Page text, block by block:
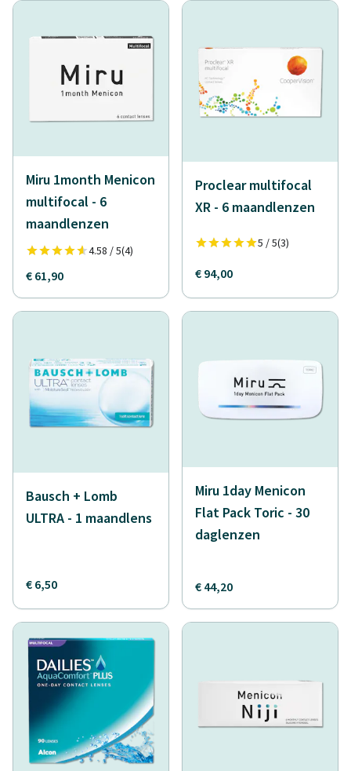
Miru 1month Menicon
multifocal - 6
maandlenzen
4.58 / 5(4)
€ 61,90
Proclear multifocal
XR - 6 maandlenzen
5 / 5(3)
€ 94,00
Bausch + Lomb
ULTRA - 1 maandlens
€ 6,50
Miru 1day Menicon
Flat Pack Toric - 30
daglenzen
€ 44,20